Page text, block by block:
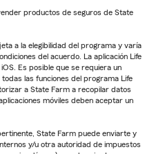
productos de seguros de State
a la elegibilidad del programa y varía
del acuerdo. La aplicación Life
Es posible que se requiera un
las funciones del programa Life
a State Farm a recopilar datos
móviles deben aceptar un
State Farm puede enviarte y
y/u otra autoridad de impuestos